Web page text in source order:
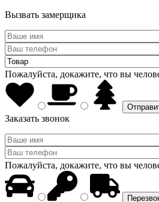
Вызвать замерщика
Пожалуйста, докажите, что вы
Заказать звонок
Пожалуйста, докажите, что вы